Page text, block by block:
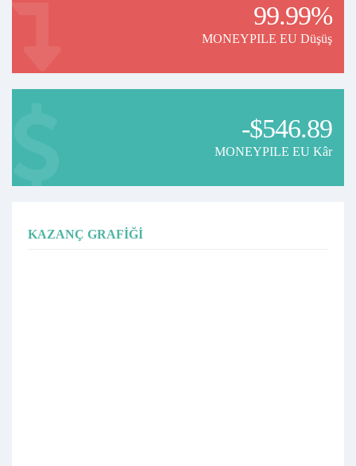
99.99%
MONEYPILE EU Düşüş
-$546.89
MONEYPILE EU Kâr
KAZANÇ GRAFIĞI